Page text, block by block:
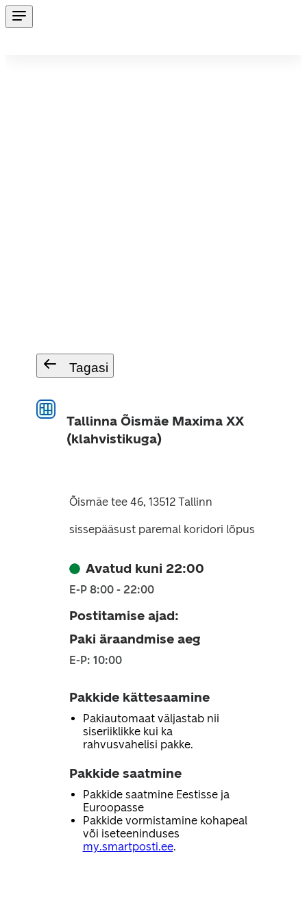
Tagasi
Tallinna Õismäe Maxima XX
(klahvistikuga)
Õismäe tee 46, 13512 Tallinn
sissepääsust paremal koridori lõpus
Avatud kuni 22:00
E-P 8:00 - 22:00
Postitamise ajad:
Paki äraandmise aeg
E-P: 10:00
Pakkide kättesaamine
Pakiautomaat väljastab nii
siseriiklikke kui ka
rahvusvahelisi pakke.
Pakkide saatmine
Pakkide saatmine Eestisse ja
Euroopasse
Pakkide vormistamine kohapeal
või iseteeninduses
my.smartposti.ee.